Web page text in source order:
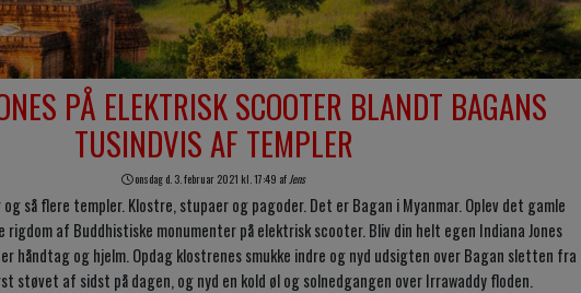
PÅ ELEKTRISK SCOOTER BLANDT BAGANS
TUSINDVIS AF TEMPLER
onsdag d. 3. februar 2021 kl. 17:49 afJens
så flere templer. Klostre, stupaer og pagoder. Det er Bagan i Myanmar. Oplev det gamle
rigdom af Buddhistiske monumenter på elektrisk scooter. Bliv din helt egen Indiana Jones
håndtag og hjelm. Opdag klostrenes smukke indre og nyd udsigten over Bagan sletten fra
støvet af sidst på dagen, og nyd en kold øl og solnedgangen over Irrawaddy floden.